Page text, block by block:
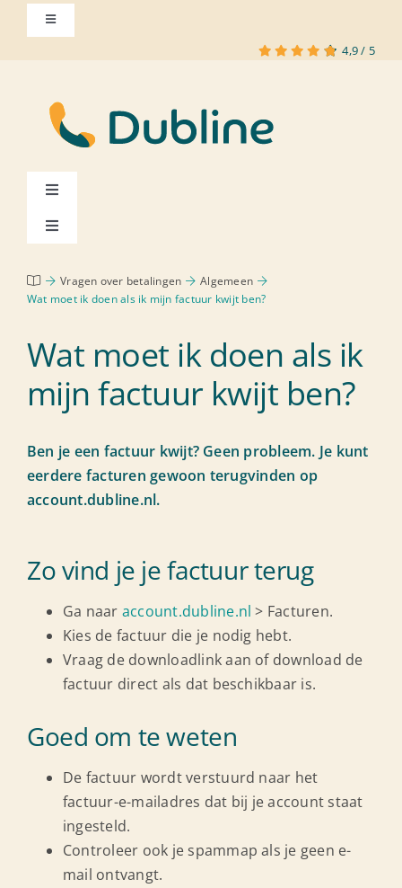
Toggle
4,9/ 5
Toggle
Navigation
Hoe werkt het?
Kies je nummer
Tarieven
Ondersteuning
Toggle
InloggenVragen over betalingen
Algemeen
Wat moet ik doen als ik mijn factuur kwijt ben?
Wat moet ik doen als ik
mijn factuur kwijt ben?
Ben je een factuur kwijt? Geen probleem. Je kunt
eerdere facturen gewoon terugvinden op
account.dubline.nl.
Zo vind je je factuur terug
Ga naar account.dubline.nl > Facturen.
Kies de factuur die je nodig hebt.
Vraag de downloadlink aan of download de
factuur direct als dat beschikbaar is.
Goed om te weten
De factuur wordt verstuurd naar het
factuur-e-mailadres dat bij je account staat
ingesteld.
Controleer ook je spammap als je geen e-
mail ontvangt.